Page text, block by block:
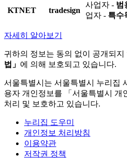
KTNET tradesign
사업자 - 범
업자 - 특수
자세히 알아보기
귀하의 정보는 동의 없이 공개되지
법」 에 의해 보호되고 있습니다.
서울특별시는 서울특별시 누리집
용자 개인정보를 「서울특별시 개
처리 및 보호하고 있습니다.
누리집 도우미
개인정보 처리방침
이용약관
저작권 정책